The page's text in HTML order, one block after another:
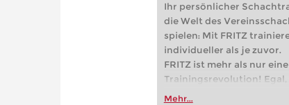
Ihr persönlicher
die Welt des
spielen: Mit FRITZ
individueller als je zuvor.
FRITZ ist mehr als nur
Trainingsrevolution!
Vereinsschachs machen
Mehr...